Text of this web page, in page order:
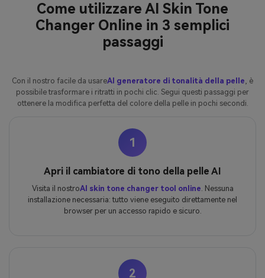
Come utilizzare AI Skin Tone
Changer Online in 3 semplici
passaggi
Con il nostro facile da usareAI generatore di tonalità della pelle , è
possibile trasformare i ritratti in pochi clic. Segui questi passaggi per
ottenere la modifica perfetta del colore della pelle in pochi secondi.
1
Apri il cambiatore di tono della pelle AI
Visita il nostroAI skin tone changer tool online . Nessuna
installazione necessaria: tutto viene eseguito direttamente nel
browser per un accesso rapido e sicuro.
2